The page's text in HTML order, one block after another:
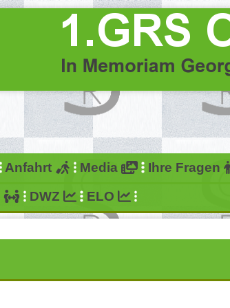
Anfahrt Media Ihre Fragen
DWZ ELO